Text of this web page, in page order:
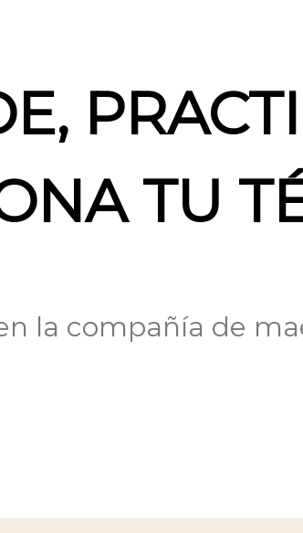
TU
la compañía de